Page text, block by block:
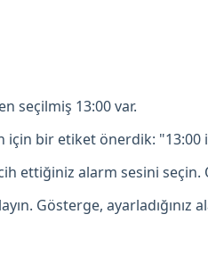
seçilmiş 13:00 var.
için bir etiket önerdik: "13:00
ettiğiniz alarm sesini
Gösterge,